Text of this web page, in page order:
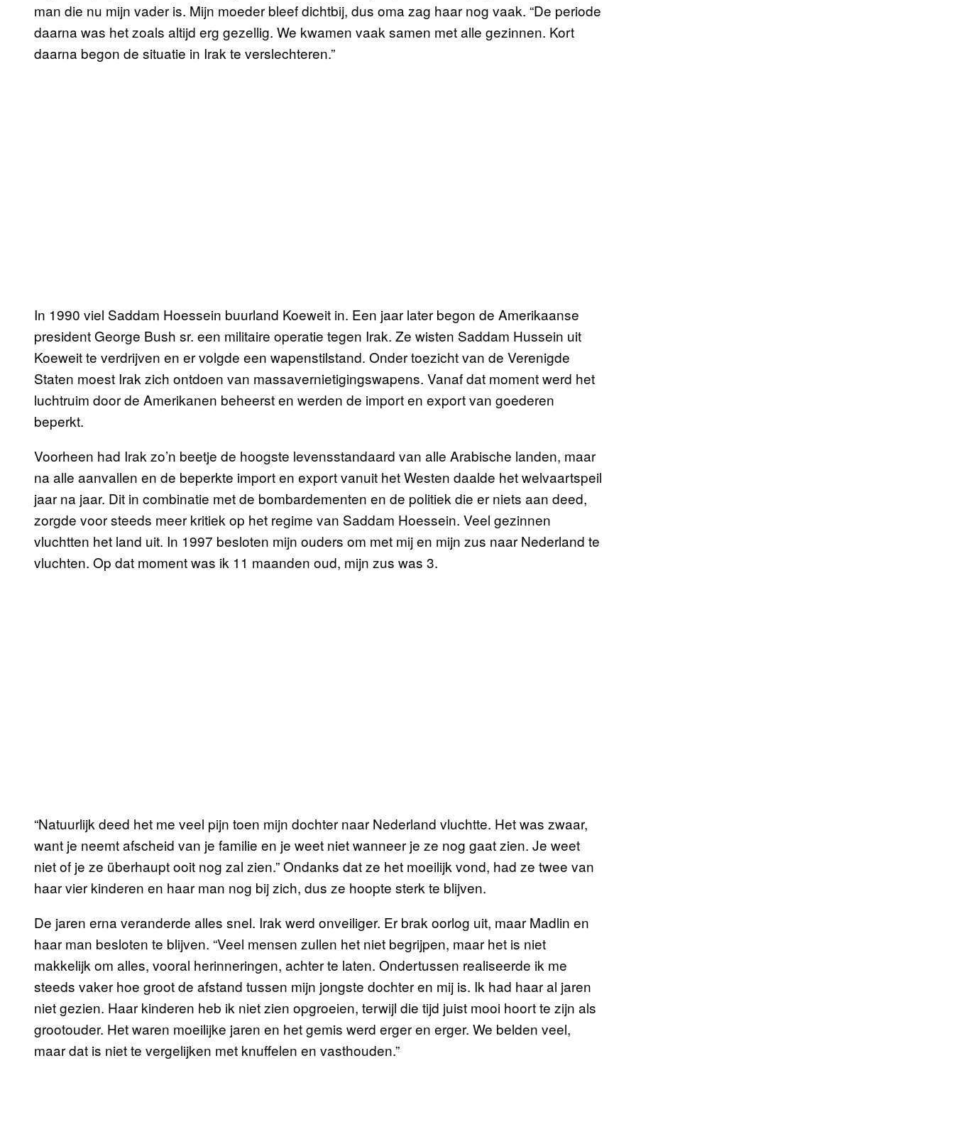
man die nu mijn vader is. Mijn moeder bleef dichtbij, dus oma zag haar nog vaak. “De periode
daarna was het zoals altijd erg gezellig. We kwamen vaak samen met alle gezinnen. Kort
daarna begon de situatie in Irak te verslechteren.”
In 1990 viel Saddam Hoessein buurland Koeweit in. Een jaar later begon de Amerikaanse
president George Bush sr. een militaire operatie tegen Irak. Ze wisten Saddam Hussein uit
Koeweit te verdrijven en er volgde een wapenstilstand. Onder toezicht van de Verenigde
Staten moest Irak zich ontdoen van massavernietigingswapens. Vanaf dat moment werd het
luchtruim door de Amerikanen beheerst en werden de import en export van goederen
beperkt.
Voorheen had Irak zo’n beetje de hoogste levensstandaard van alle Arabische landen, maar
na alle aanvallen en de beperkte import en export vanuit het Westen daalde het welvaartspeil
jaar na jaar. Dit in combinatie met de bombardementen en de politiek die er niets aan deed,
zorgde voor steeds meer kritiek op het regime van Saddam Hoessein. Veel gezinnen
vluchtten het land uit. In 1997 besloten mijn ouders om met mij en mijn zus naar Nederland te
vluchten. Op dat moment was ik 11 maanden oud, mijn zus was 3.
“Natuurlijk deed het me veel pijn toen mijn dochter naar Nederland vluchtte. Het was zwaar,
want je neemt afscheid van je familie en je weet niet wanneer je ze nog gaat zien. Je weet
niet of je ze überhaupt ooit nog zal zien.” Ondanks dat ze het moeilijk vond, had ze twee van
haar vier kinderen en haar man nog bij zich, dus ze hoopte sterk te blijven.
De jaren erna veranderde alles snel. Irak werd onveiliger. Er brak oorlog uit, maar Madlin en
haar man besloten te blijven. “Veel mensen zullen het niet begrijpen, maar het is niet
makkelijk om alles, vooral herinneringen, achter te laten. Ondertussen realiseerde ik me
steeds vaker hoe groot de afstand tussen mijn jongste dochter en mij is. Ik had haar al jaren
niet gezien. Haar kinderen heb ik niet zien opgroeien, terwijl die tijd juist mooi hoort te zijn als
grootouder. Het waren moeilijke jaren en het gemis werd erger en erger. We belden veel,
maar dat is niet te vergelijken met knuffelen en vasthouden.”